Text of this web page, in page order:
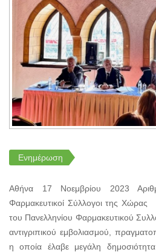
Ενημέρωση
Αθήνα 17 Νοεμβρίου 2023
Φαρμακευτικοί Σύλλογοι της Χώρας
του Πανελληνίου Φαρμακευτικού
αντιγριπικού εμβολιασμού,
η οποία έλαβε μεγάλη